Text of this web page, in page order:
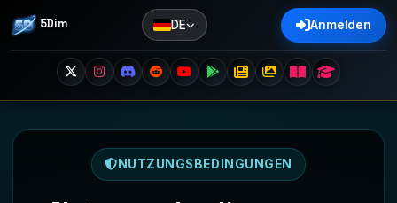
5Dim DE Anmelden
NUTZUNGSBEDINGUNGEN